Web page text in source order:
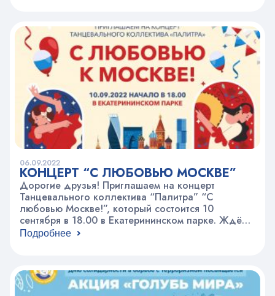
сентября в кабинете 111 в холле первого этажа
по адресу: Вадковский пер., д. 3. и в кабинет 16
по…
06.09.2022
КОНЦЕРТ “С ЛЮБОВЬЮ МОСКВЕ”
Дорогие друзья! Приглашаем на концерт
Танцевального коллектива “Палитра” “С
любовью Москве!”, который состоится 10
сентября в 18.00 в Екатерининском парке. Ждём
всех желающих! ⠀
Подробнее